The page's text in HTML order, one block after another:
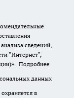
сведений,
"Интернет",
Подробнее
данных
в